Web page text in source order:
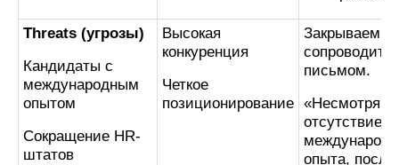
Threats (угрозы)
Кандидаты с
международным
опытом
Сокращение HR-
штатов
Высокая
конкуренция
Четкое
позиционирование
Закрываем
письмом.
«Несмотря
отсутствие
опыта,